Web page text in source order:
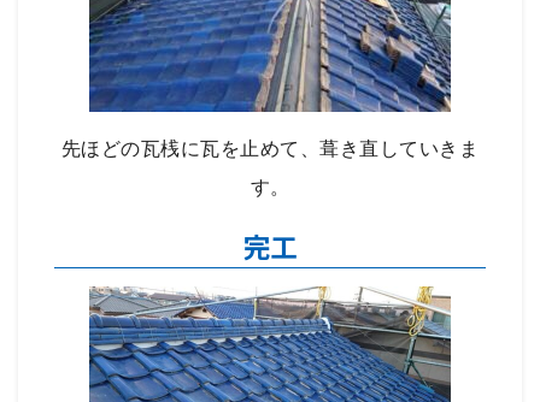
先ほどの瓦桟に瓦を止めて、葺き直していきま
す。
完工